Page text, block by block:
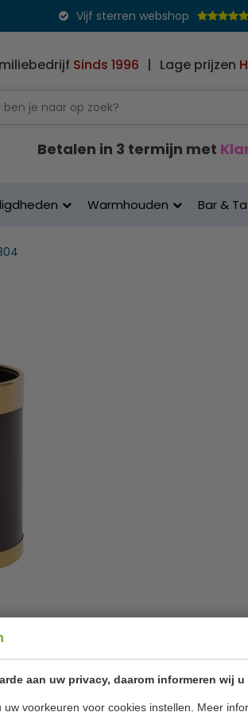
aan uw privacy, daarom informeren wij
uw voorkeuren voor cookies instellen. Meer
Vijf sterren webshop
Sinds 1996 | Lage prijzen
Betalen in 3 termijn met
Warmhouden Bar &